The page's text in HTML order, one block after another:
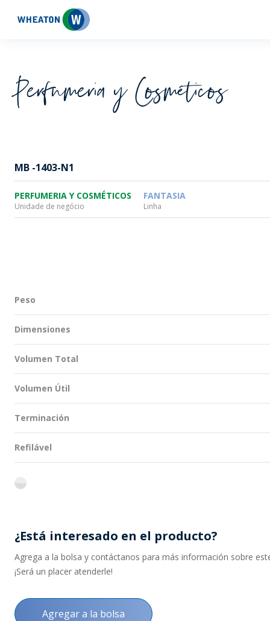
Wheaton
Perfumeria y Cosméticos
MB -1403-N1
PERFUMERIA Y COSMÉTICOS
Unidade de negócio
FANTASIA
Linha
Peso
Dimensiones
Volumen Total
Volumen Útil
Terminación
Refilável
flint
¿Está interesado en el producto?
Agrega a la bolsa y contáctanos para más información sobre
¡Será un placer atenderle!
Agregar a la bolsa